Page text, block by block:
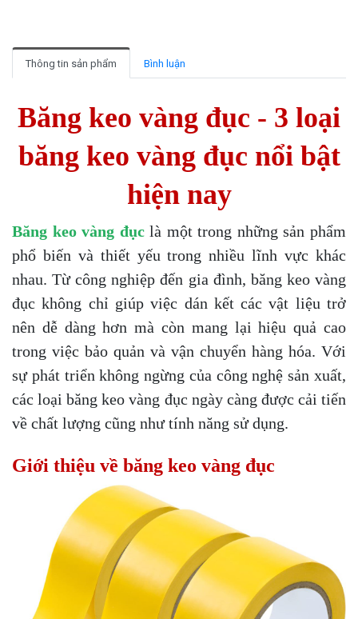
Thông tin sản phẩm Bình luận
Băng keo vàng đục - 3 loại
băng keo vàng đục nổi bật
hiện nay
Băng keo vàng đụclà một trong những sản phẩm
phổ biến và thiết yếu trong nhiều lĩnh vực khác
nhau. Từ công nghiệp đến gia đình, băng keo vàng
đục không chỉ giúp việc dán kết các vật liệu trở
nên dễ dàng hơn mà còn mang lại hiệu quả cao
trong việc bảo quản và vận chuyển hàng hóa. Với
sự phát triển không ngừng của công nghệ sản xuất,
các loại băng keo vàng đục ngày càng được cải tiến
về chất lượng cũng như tính năng sử dụng.
Giới thiệu về băng keo vàng đục